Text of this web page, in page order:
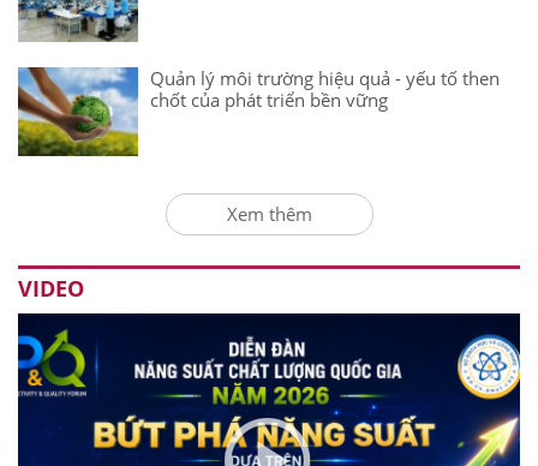
Quản lý môi trường hiệu quả - yếu tố then
chốt của phát triển bền vững
Xem thêm
VIDEO